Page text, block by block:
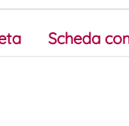
Scheda